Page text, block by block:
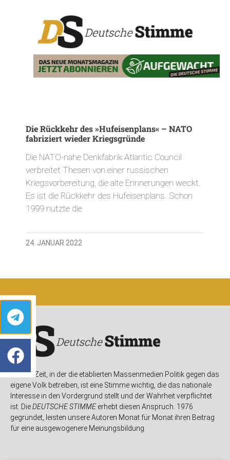
Die Rückkehr des »Hufeisenplans« – NATO
fabriziert wieder Kriegsgründe
Die NATO-nahe Denkfabrik Atlantic Council
verbreitet Thesen von einer russischen
Kriegsvorbereitung, die alte Erinnerungen weckt.
Es ist die Rückkehr des Hufeisenplans. Schon
1999 nutzte die
24. JANUAR 2022
In einer Zeit, in der die etablierten Massenmedien Politik gegen das
eigene Volk betreiben, ist eine Stimme wichtig, die das nationale
Interesse in den Vordergrund stellt und der Wahrheit verpflichtet
ist. DieDEUTSCHE STIMMEerhebt diesen Anspruch. 1976
gegründet, leisten unsere Autoren Monat für Monat ihren Beitrag
für eine ausgewogenere Meinungsbildung.